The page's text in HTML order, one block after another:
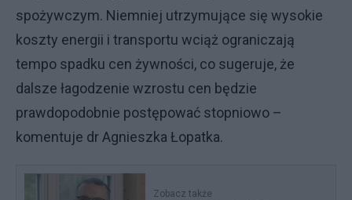
spożywczym. Niemniej utrzymujące się wysokie
koszty energii i transportu wciąż ograniczają
tempo spadku cen żywności, co sugeruje, że
dalsze łagodzenie wzrostu cen będzie
prawdopodobnie postępować stopniowo –
komentuje dr Agnieszka Łopatka.
Zobacz także